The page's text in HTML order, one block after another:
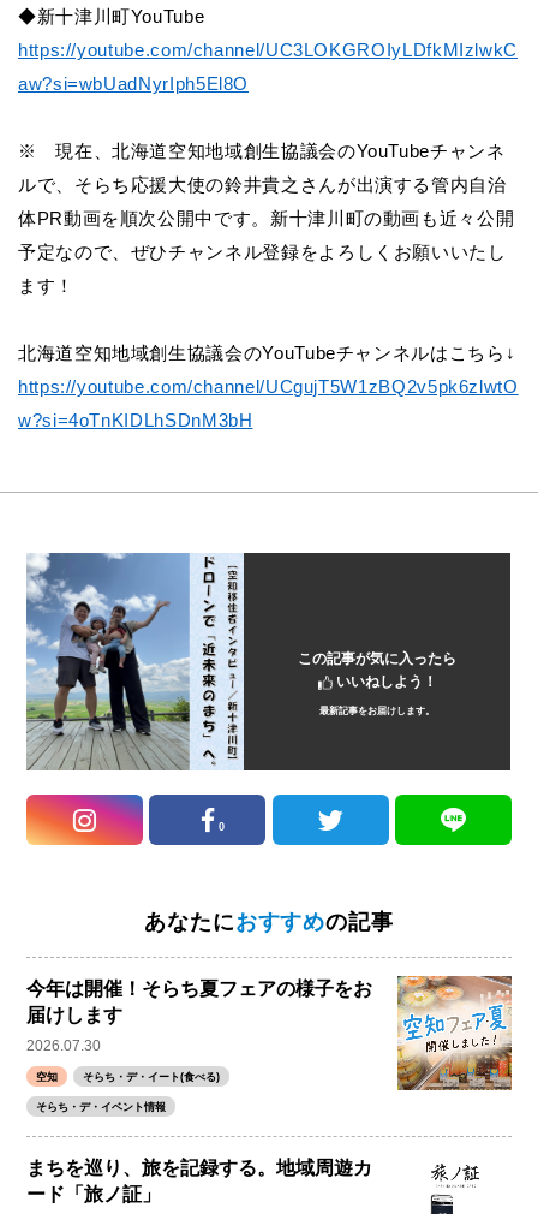
◆新十津川町YouTube
https://youtube.com/channel/UC3LOKGROIyLDfkMIzlwkC
aw?si=wbUadNyrIph5El8O
※ 現在、北海道空知地域創生協議会のYouTubeチャンネ
ルで、そらち応援大使の鈴井貴之さんが出演する管内自治
体PR動画を順次公開中です。新十津川町の動画も近々公開
予定なので、ぜひチャンネル登録をよろしくお願いいたし
ます！
北海道空知地域創生協議会のYouTubeチャンネルはこちら↓
https://youtube.com/channel/UCgujT5W1zBQ2v5pk6zlwtO
w?si=4oTnKIDLhSDnM3bH
この記事が気に入ったら
いいねしよう！
最新記事をお届けします。
0
あなたにおすすめの記事
今年は開催！そらち夏フェアの様子をお
届けします
2026.07.30
空知 そらち・デ・イート(食べる)
そらち・デ・イベント情報
まちを巡り、旅を記録する。地域周遊カ
ード「旅ノ証」